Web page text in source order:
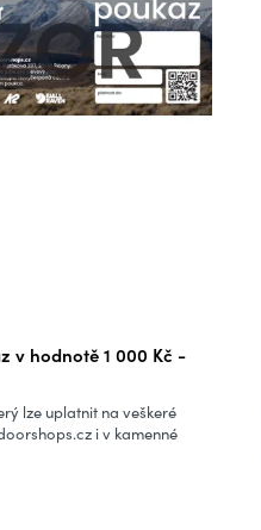
v hodnotě 1 000 Kč -
lze uplatnit na veškeré
i v kamenné